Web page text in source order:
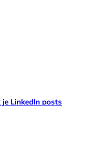
LinkedIn posts